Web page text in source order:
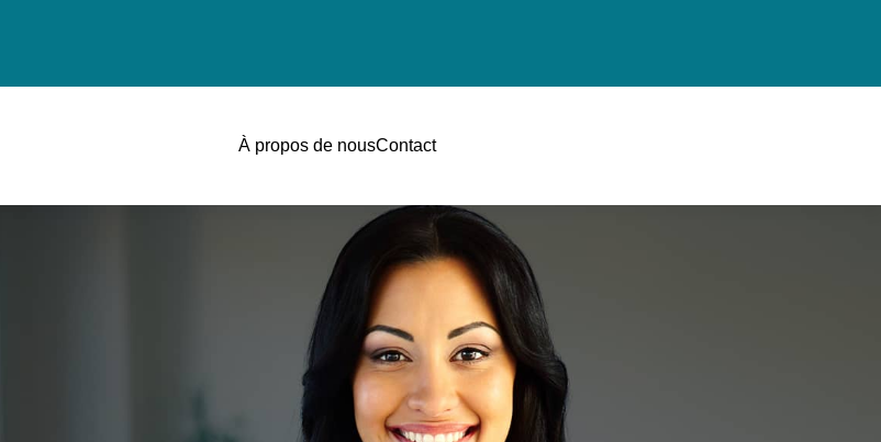
À propos de nousContact